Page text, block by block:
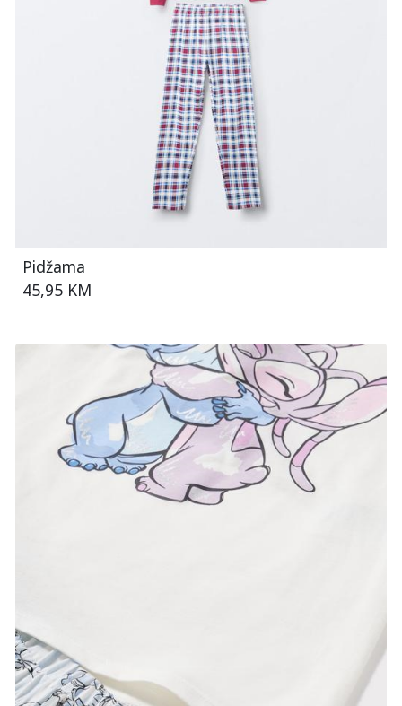
Pidžama
45,95 KM